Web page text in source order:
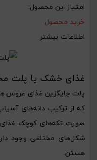
امتیاز این محصول:
خرید محصول
اطلاعات بیشتر
غذای خشک یا پلت
پلت جایگزین غذای عروس
که از ترکیب دانه‌های
صورت تکه‌های کوچک غذای
شکل‌های مختلفی وجود
هستن.